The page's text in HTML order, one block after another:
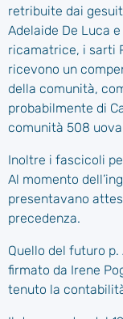
retribuite dai
Adelaide De Luca
ricamatrice, i sarti
ricevono un
della comunità,
probabilmente di
comunità 508 uova
Inoltre i fascicoli
Al momento
presentavano
precedenza.
Quello del futuro
firmato da Irene
tenuto la